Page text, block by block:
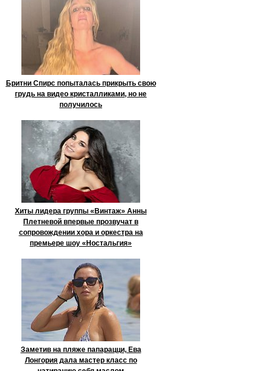
Бритни Спирс попыталась прикрыть свою
грудь на видео кристалликами, но не
получилось
Хиты лидера группы «Винтаж» Анны
Плетневой впервые прозвучат в
сопровождении хора и оркестра на
премьере шоу «Ностальгия»
Заметив на пляже папарацци, Ева
Лонгория дала мастер класс по